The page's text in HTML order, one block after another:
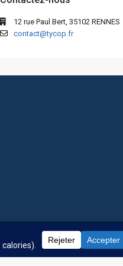
12 rue Paul Bert, 35102 RENNES
contact@tycop.fr
Nos tarifsNous rejoindre